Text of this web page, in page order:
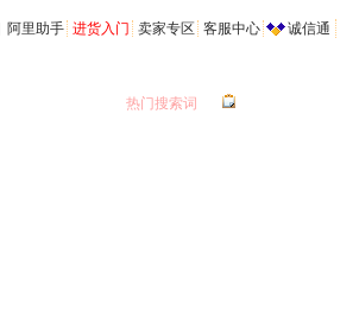
阿里助手 进货入门 卖家专区 客服中心 诚信通
热门搜索词